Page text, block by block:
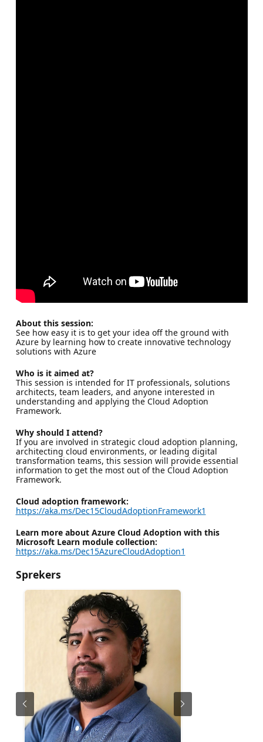
About this session:
See how easy it is to get your idea off the ground with
Azure by learning how to create innovative technology
solutions with Azure
Who is it aimed at?
This session is intended for IT professionals, solutions
architects, team leaders, and anyone interested in
understanding and applying the Cloud Adoption
Framework.
Why should I attend?
If you are involved in strategic cloud adoption planning,
architecting cloud environments, or leading digital
transformation teams, this session will provide essential
information to get the most out of the Cloud Adoption
Framework.
Cloud adoption framework:
https://aka.ms/Dec15CloudAdoptionFramework1
Learn more about Azure Cloud Adoption with this
Microsoft Learn module collection:
https://aka.ms/Dec15AzureCloudAdoption1
Sprekers